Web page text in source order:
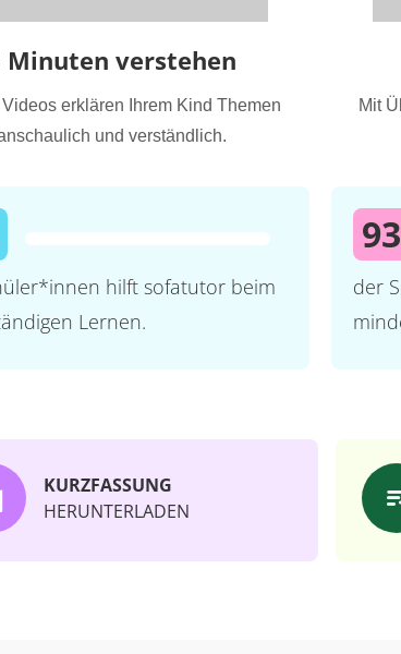
Minuten verstehen
erklären Ihrem Kind Themen
und verständlich.
hilft sofatutor beim
Lernen.
Mit
93
der
KURZFASSUNG
HERUNTERLADEN